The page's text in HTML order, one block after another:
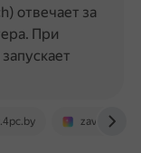
отвечает за
При